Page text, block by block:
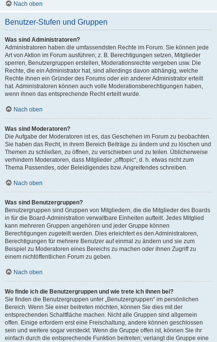
Nach oben
Benutzer-Stufen und Gruppen
Was sind Administratoren?
Administratoren haben die umfassendsten Rechte im Forum. Sie können jede
Art von Aktion im Forum ausführen; z. B. Berechtigungen setzen, Mitglieder
sperren, Benutzergruppen erstellen, Moderationsrechte vergeben usw. Die
Rechte, die ein Administrator hat, sind allerdings davon abhängig, welche
Rechte ihnen ein Gründer des Forums oder ein anderer Administrator erteilt
hat. Administratoren können auch volle Moderationsberechtigungen haben,
wenn ihnen das entsprechende Recht erteilt wurde.
Nach oben
Was sind Moderatoren?
Die Aufgabe der Moderatoren ist es, das Geschehen im Forum zu beobachten.
Sie haben das Recht, in ihrem Bereich Beiträge zu ändern und zu löschen und
Themen zu schließen, zu öffnen, zu verschieben und zu teilen. Üblicherweise
verhindern Moderatoren, dass Mitglieder „offtopic“, d. h. etwas nicht zum
Thema Passendes, oder Beleidigendes bzw. Angreifendes schreiben.
Nach oben
Was sind Benutzergruppen?
Benutzergruppen sind Gruppen von Mitgliedern, die die Mitglieder des Boards
in für die Board-Administration verwaltbare Einheiten aufteilt. Jedes Mitglied
kann mehreren Gruppen angehören und jeder Gruppe können
Berechtigungen zugeteilt werden. Dies erleichtert es den Administratoren,
Berechtigungen für mehrere Benutzer auf einmal zu ändern und sie zum
Beispiel zu Moderatoren eines Bereichs zu machen oder ihnen Zugriff zu
einem nichtöffentlichen Forum zu geben.
Nach oben
Wo finde ich die Benutzergruppen und wie trete ich ihnen bei?
Sie finden die Benutzergruppen unter „Benutzergruppen“ im persönlichen
Bereich. Wenn Sie einer beitreten möchten, können Sie dies mit der
entsprechenden Schaltfläche machen. Nicht alle Gruppen sind allgemein
offen. Einige erfordern erst eine Freischaltung, andere können geschlossen
sein und weitere sogar versteckt. Wenn die Gruppe offen ist, können Sie ihr
einfach durch die entsprechende Funktion beitreten; verlangt die Gruppe eine